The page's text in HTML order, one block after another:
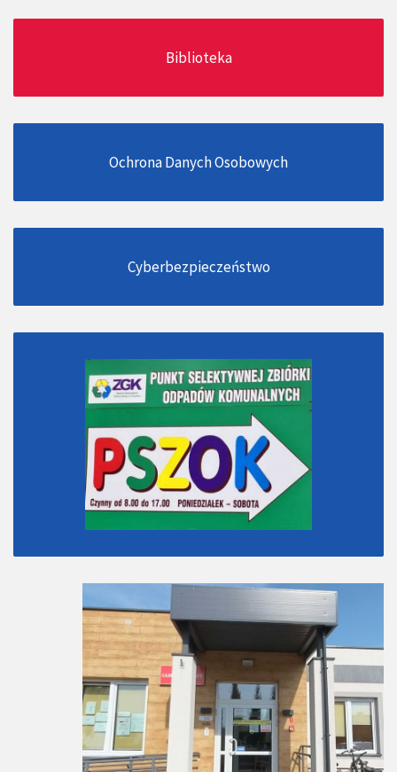
Biblioteka
Ochrona Danych Osobowych
Cyberbezpieczeństwo